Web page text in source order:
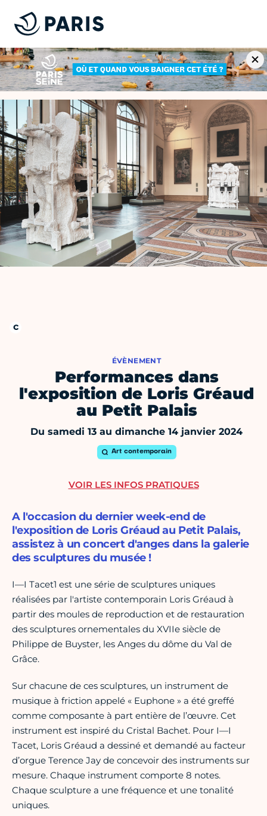
ÉVÈNEMENT
Performances dans
l'exposition de Loris Gréaud
au Petit Palais
Du samedi 13 au dimanche 14 janvier 2024
Art contemporain
A l'occasion du dernier week-end de
l'exposition de Loris Gréaud au Petit Palais,
assistez à un concert d'anges dans la galerie
des sculptures du musée !
I—I Tacet1 est une série de sculptures uniques
réalisées par l'artiste contemporain Loris Gréaud à
partir des moules de reproduction et de restauration
des sculptures ornementales du XVIIe siècle de
Philippe de Buyster, les Anges du dôme du Val de
Grâce.
Sur chacune de ces sculptures, un instrument de
musique à friction appelé « Euphone » a été greffé
comme composante à part entière de l’œuvre. Cet
instrument est inspiré du Cristal Bachet. Pour I—I
Tacet, Loris Gréaud a dessiné et demandé au facteur
d’orgue Terence Jay de concevoir des instruments sur
mesure. Chaque instrument comporte 8 notes.
Chaque sculpture a une fréquence et une tonalité
uniques.
VOIR LES INFOS PRATIQUES